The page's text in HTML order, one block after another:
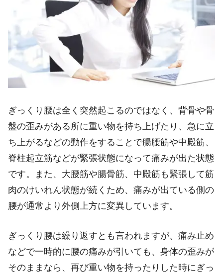
ぎっくり腰は全く突然起こるのではなく、背骨や骨
盤の歪みがある所に重い物を持ち上げたり、急に立
ち上がるなどの動作をすることで腸腰筋や中殿筋、
脊柱起立筋などが緊張状態になって痛みが出た状態
です。また、大腰筋や腸骨筋、中殿筋も緊張して筋
肉のけいれん状態が続くため、痛みが出ている側の
腰が通常より外側上方に変異しています。
ぎっくり腰は繰り返すとも言われますが、痛み止め
などで一時的に腰の痛みが引いても、身体の歪みが
そのままなら、再び重い物を持ったりした時にぎっ